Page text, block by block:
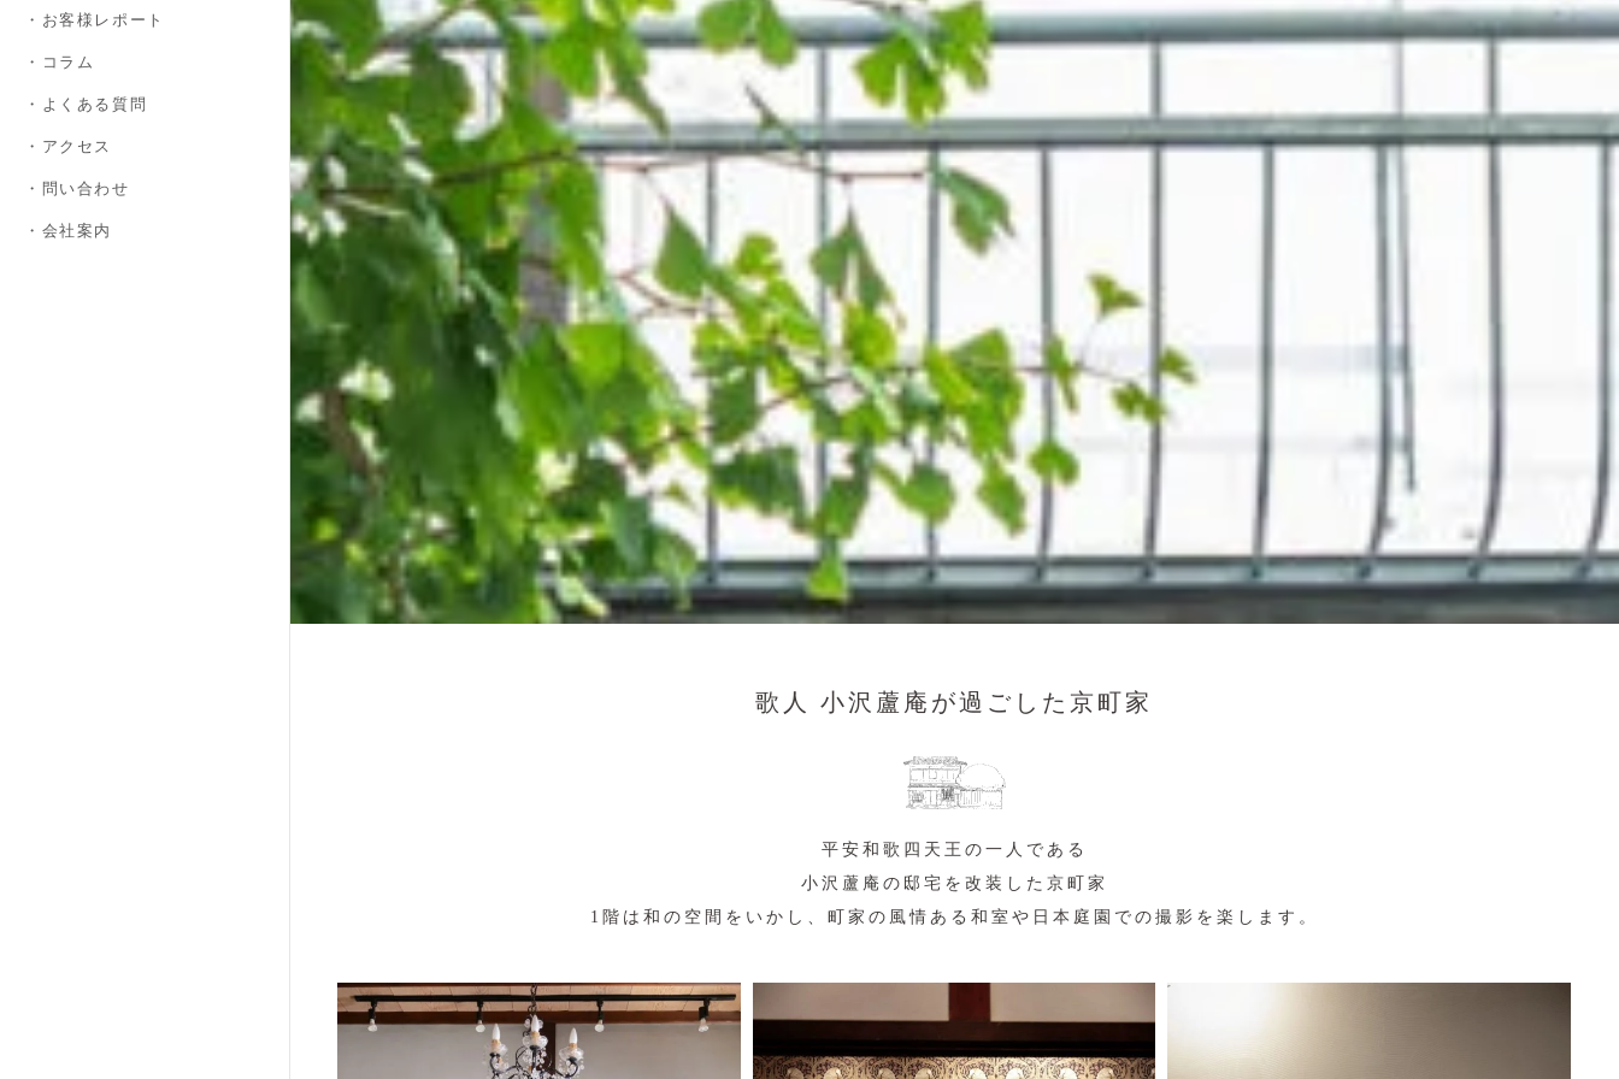
・お客様レポート
・コラム
・よくある質問
・アクセス
・問い合わせ
・会社案内
歌人 小沢蘆庵が過ごした京町家
平安和歌四天王の一人である
小沢蘆庵の邸宅を改装した京町家
1階は和の空間をいかし、町家の風情ある和室や日本庭園での撮影を楽します。